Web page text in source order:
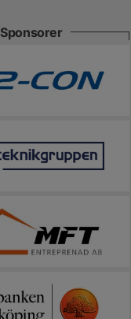
Sponsorer